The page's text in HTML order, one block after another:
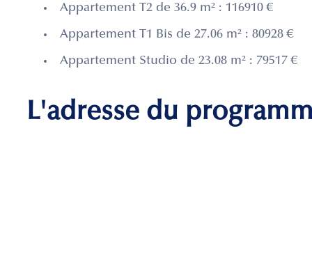
Appartement T2 de 36.9 m² : 116910 €
Appartement T1 Bis de 27.06 m² : 80928 €
Appartement Studio de 23.08 m² : 79517 €
L'adresse du